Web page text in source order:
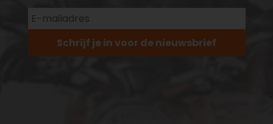
Schrijf je in voor de nieuwsbrief